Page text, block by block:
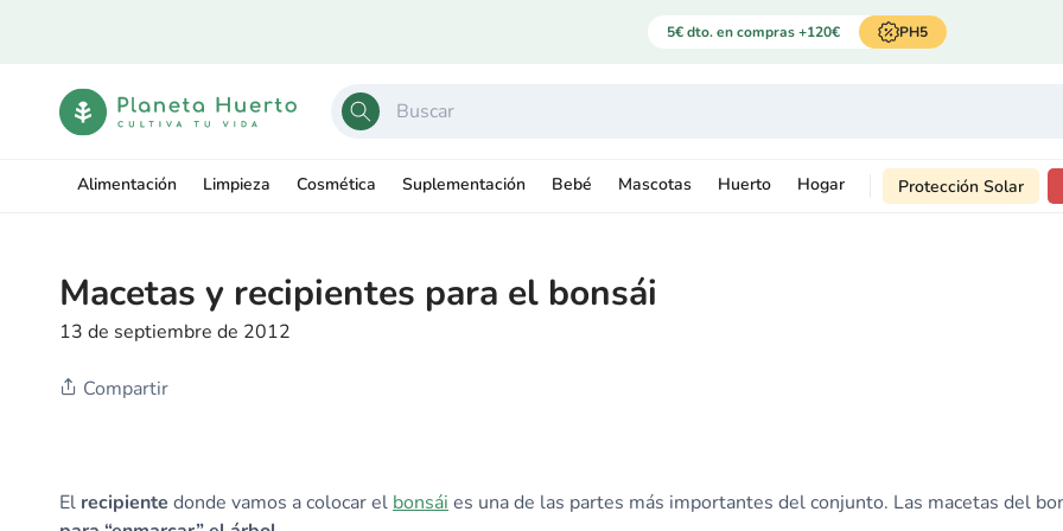
5€ dto. en compras +120€ PH5
Alimentación Limpieza Cosmética Suplementación Bebé Mascotas Huerto Hogar Protección Solar
Macetas y recipientes para el bonsái
13 de septiembre de 2012
Compartir
El recipiente donde vamos a colocar el bonsái es una de las partes más importantes del conjunto. Las macetas del